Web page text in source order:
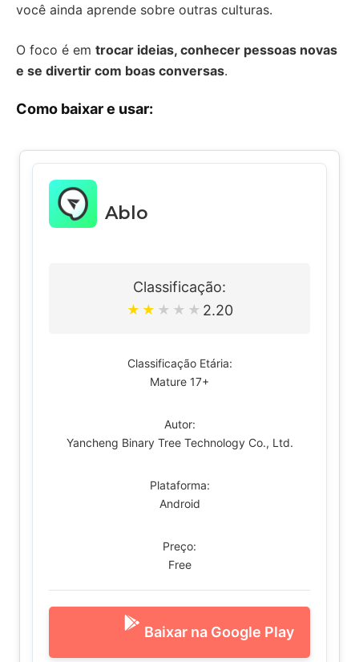
você ainda aprende sobre outras culturas.
O foco é em trocar ideias, conhecer pessoas novas
e se divertir com boas conversas.
Como baixar e usar:
Ablo
Classificação:
★ ★ ★ ★ ★ 2.20
Classificação Etária:
Mature 17+
Autor:
Yancheng Binary Tree Technology Co., Ltd.
Plataforma:
Android
Preço:
Free
Baixar na Google Play